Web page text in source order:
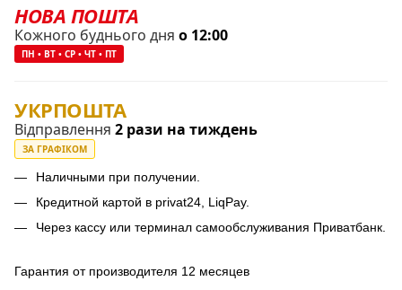
НОВА ПОШТА
Кожного буднього дня о 12:00
ПН • ВТ • СР • ЧТ • ПТ
УКРПОШТА
Відправлення 2 рази на тиждень
ЗА ГРАФІКОМ
Наличными при получении.
Кредитной картой в privat24, LiqPay.
Через кассу или терминал самообслуживания Приватбанк.
Гарантия от производителя 12 месяцев